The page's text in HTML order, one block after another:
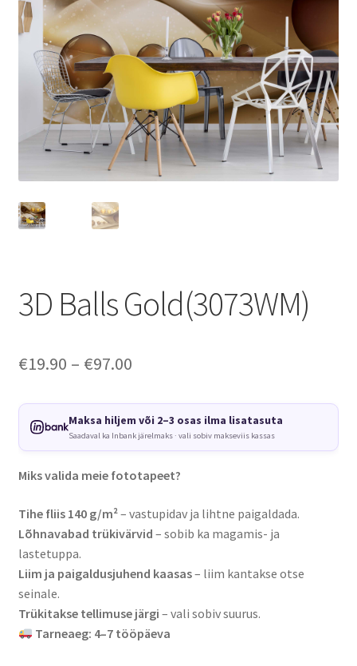
3D Balls Gold(3073WM)
€19.90 – €97.00Price
€19.90
through
€97.00
Maksa hiljem või 2–3 osas ilma lisatasuta
Saadaval ka Inbank järelmaks · vali sobiv makseviis kassas
Miks valida meie fototapeet?
Tihe fliis 140 g/m²– vastupidav ja lihtne paigaldada.
Lõhnavabad trükivärvid – sobib ka magamis- ja
lastetuppa.
Liim ja paigaldusjuhend kaasas– liim kantakse otse
seinale.
Trükitakse tellimuse järgi – vali sobiv suurus.
Tarneaeg: 4–7 tööpäeva